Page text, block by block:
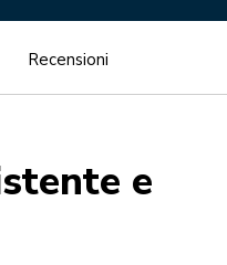
Recensioni
e